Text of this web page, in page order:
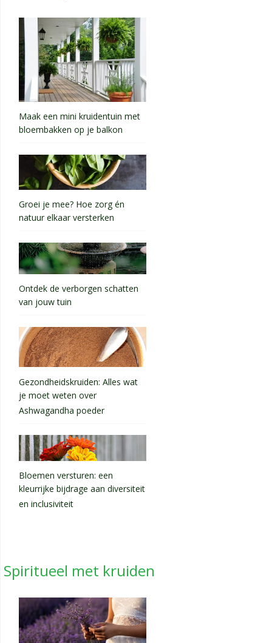
Maak een mini kruidentuin met
bloembakken op je balkon
Groei je mee? Hoe zorg én
natuur elkaar versterken
Ontdek de verborgen schatten
van jouw tuin
Gezondheidskruiden: Alles wat
je moet weten over
Ashwagandha poeder
Bloemen versturen: een
kleurrijke bijdrage aan diversiteit
en inclusiviteit
Spiritueel met kruiden